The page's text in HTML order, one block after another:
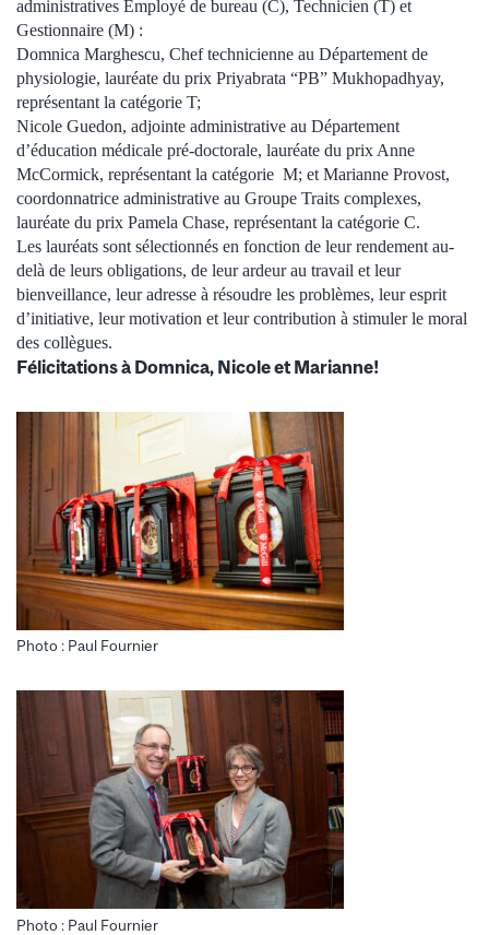
administratives Employé de bureau (C), Technicien (T) et
Gestionnaire (M) :
Domnica Marghescu, Chef technicienne au Département de
physiologie, lauréate du prix Priyabrata “PB” Mukhopadhyay,
représentant la catégorie T;
Nicole Guedon, adjointe administrative au Département
d’éducation médicale pré-doctorale, lauréate du prix Anne
McCormick, représentant la catégorie M; et Marianne Provost,
coordonnatrice administrative au Groupe Traits complexes,
lauréate du prix Pamela Chase, représentant la catégorie C.
Les lauréats sont sélectionnés en fonction de leur rendement au-
delà de leurs obligations, de leur ardeur au travail et leur
bienveillance, leur adresse à résoudre les problèmes, leur esprit
d’initiative, leur motivation et leur contribution à stimuler le moral
des collègues.
Félicitations à Domnica, Nicole et Marianne!
Photo : Paul Fournier
Photo : Paul Fournier